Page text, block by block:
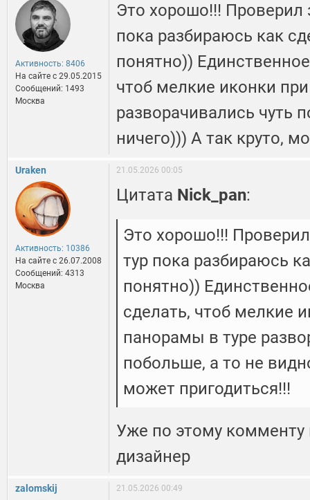
Активность: 8406
На сайте c 29.05.2015
Сообщений: 1493
Москва
Это хорошо!!! Проверил
пока разбираюсь как
понятно))
чтоб мелкие иконки
разворачивались чуть
ничего))) А так круто,
Uraken
Активность: 10386
На сайте c 26.07.2008
Сообщений: 4313
Москва
21.05.2026 00:05
Цитата Nick_pan:
Это хорошо!!! Проверил
тур пока разбираюсь
понятно))
сделать, чтоб мелкие
панорамы в туре
побольше, а то не
может пригодиться!!!
Уже по этому комменту
дизайнер
zalomskij 21.05.2026 00:49